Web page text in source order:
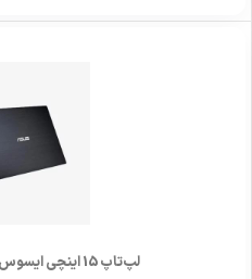
لپ‌تاپ 15 اینچی ایسوس P2540UV - مدل C